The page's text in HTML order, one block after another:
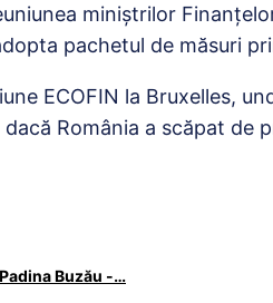
miniștrilor
pachetul de măsuri
ECOFIN la Bruxelles,
România a scăpat de
Buzău -…